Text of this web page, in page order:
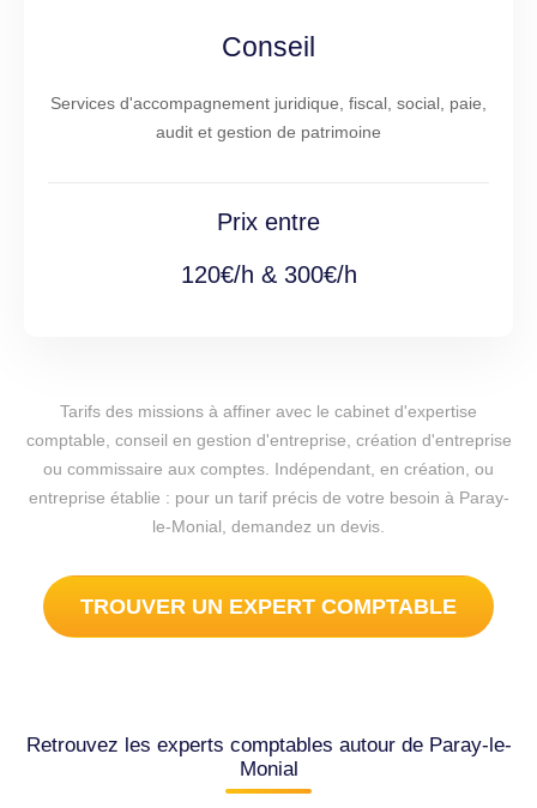
Conseil
Services d'accompagnement juridique, fiscal, social, paie,
audit et gestion de patrimoine
Prix entre
120€/h & 300€/h
Tarifs des missions à affiner avec le cabinet d'expertise
comptable, conseil en gestion d'entreprise, création d'entreprise
ou commissaire aux comptes. Indépendant, en création, ou
entreprise établie : pour un tarif précis de votre besoin à Paray-
le-Monial, demandez un devis.
TROUVER UN EXPERT COMPTABLE
Retrouvez les experts comptables autour de Paray-le-
Monial